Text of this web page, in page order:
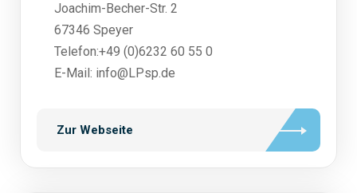
Joachim-Becher-Str. 2
67346 Speyer
Telefon:+49 (0)6232 60 55 0
E-Mail: info@LPsp.de
Zur Webseite